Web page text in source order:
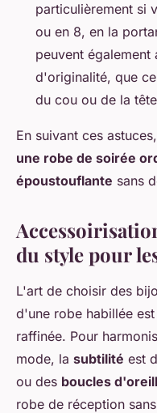
particulièrement si
ou en 8, en la
peuvent également
d'originalité, que
du cou ou de la
En suivant ces
une robe de soirée
époustouflante sans
du style pour
L'art de choisir des
d'une robe habillée
raffinée. Pour
mode, la subtilité est
ou des boucles
robe de réception